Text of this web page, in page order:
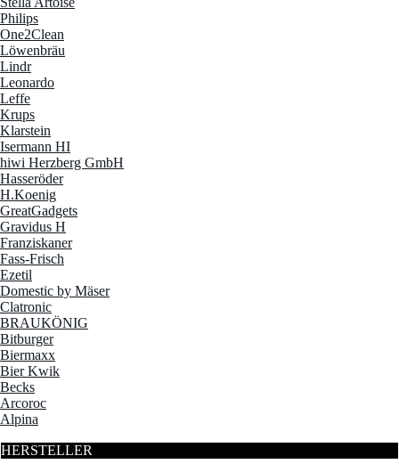
Philips
One2Clean
Löwenbräu
Lindr
Leonardo
Leffe
Krups
Klarstein
Isermann HI
hiwi Herzberg GmbH
Hasseröder
H.Koenig
GreatGadgets
Gravidus H
Franziskaner
Fass-Frisch
Ezetil
Domestic by Mäser
Clatronic
BRAUKÖNIG
Bitburger
Biermaxx
Bier Kwik
Becks
Arcoroc
Alpina
HERSTELLER